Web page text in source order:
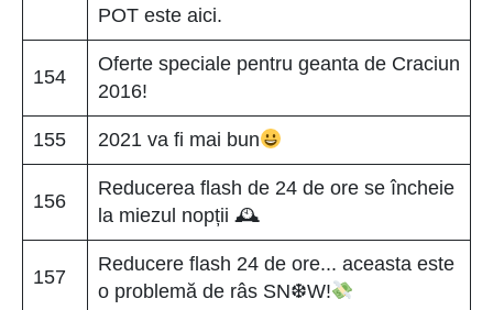
POT este aici.
154
Oferte speciale pentru geanta de Craciun
2016!
155 2021 va fi mai bun
156
Reducerea flash de 24 de ore se încheie
la miezul nopții 🕰
157
Reducere flash 24 de ore... aceasta este
o problemă de râs SN❆W!